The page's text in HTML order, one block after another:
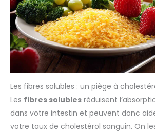
Les fibres solubles : un piège à
Les fibres solubles réduisent
dans votre intestin et peuvent donc
votre taux de cholestérol sanguin. On